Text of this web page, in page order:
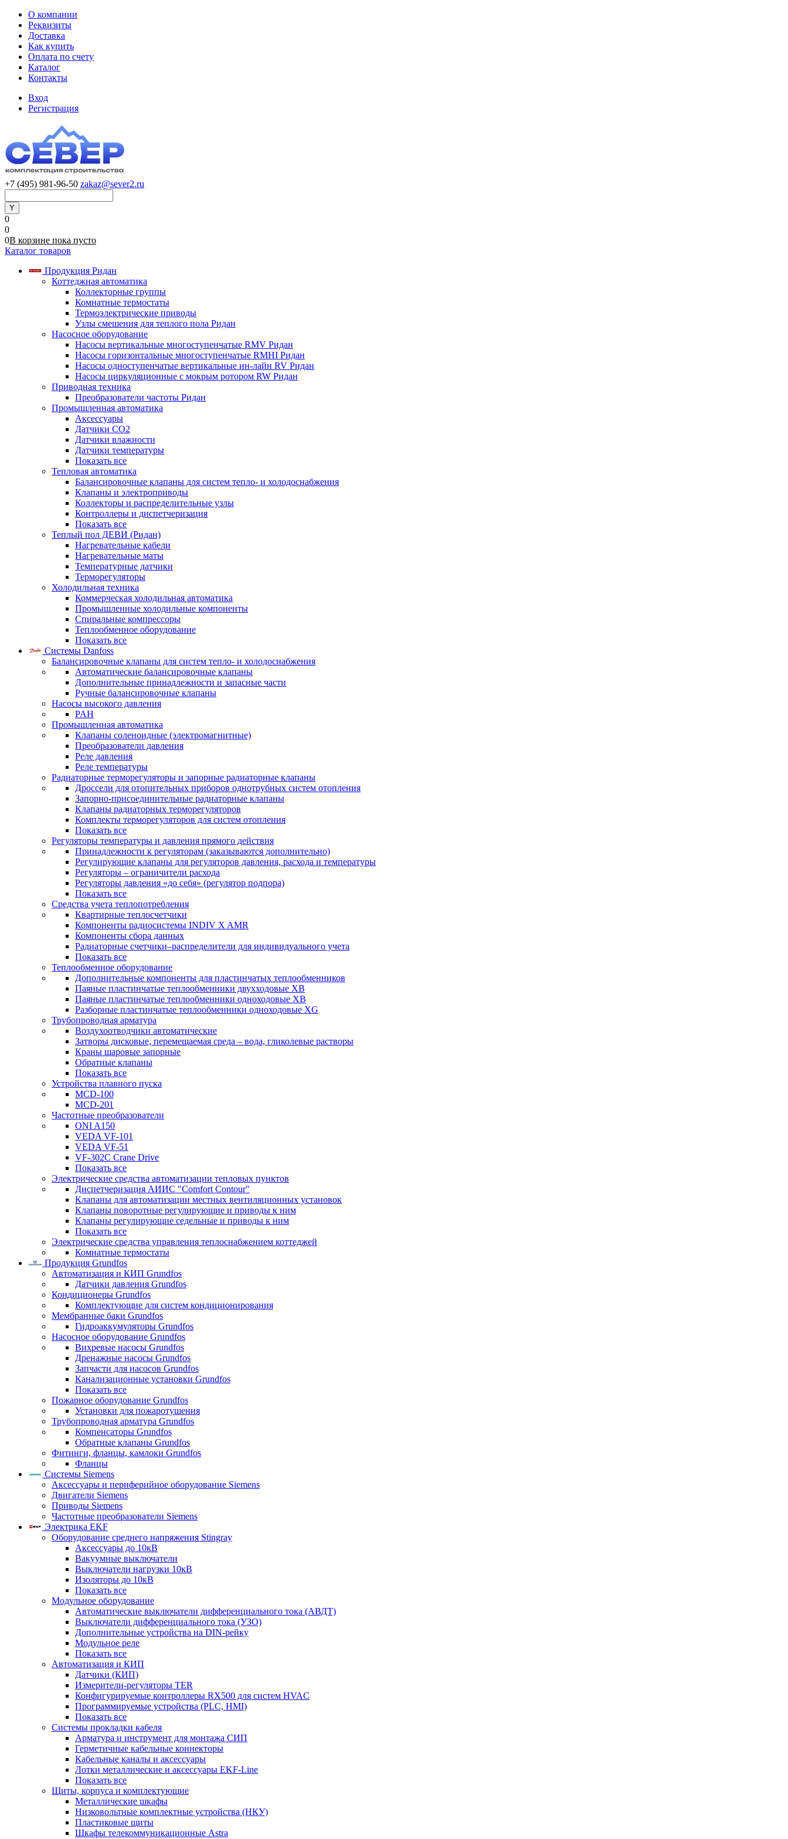
О компании
Реквизиты
Доставка
Как купить
Оплата по счету
Каталог
Контакты
Вход
Регистрация
+7 (495) 981-96-50 zakaz@sever2.ru
0
0
0В корзине пока пусто
Каталог товаров
Продукция Ридан
Коттеджная автоматика
Коллекторные группы
Комнатные термостаты
Термоэлектрические приводы
Узлы смешения для теплого пола Ридан
Насосное оборудование
Насосы вертикальные многоступенчатые RMV Ридан
Насосы горизонтальные многоступенчатые RMHI Ридан
Насосы одноступенчатые вертикальные ин-лайн RV Ридан
Насосы циркуляционные с мокрым ротором RW Ридан
Приводная техника
Преобразователи частоты Ридан
Промышленная автоматика
Аксессуары
Датчики CO2
Датчики влажности
Датчики температуры
Показать все
Тепловая автоматика
Балансировочные клапаны для систем тепло- и холодоснабжения
Клапаны и электроприводы
Коллекторы и распределительные узлы
Контроллеры и диспетчеризация
Показать все
Теплый пол ДЕВИ (Ридан)
Нагревательные кабели
Нагревательные маты
Температурные датчики
Терморегуляторы
Холодильная техника
Коммерческая холодильная автоматика
Промышленные холодильные компоненты
Спиральные компрессоры
Теплообменное оборудование
Показать все
Системы Danfoss
Балансировочные клапаны для систем тепло- и холодоснабжения
Автоматические балансировочные клапаны
Дополнительные принадлежности и запасные части
Ручные балансировочные клапаны
Насосы высокого давления
PAH
Промышленная автоматика
Клапаны соленоидные (электромагнитные)
Преобразователи давления
Реле давления
Реле температуры
Радиаторные терморегуляторы и запорные радиаторные клапаны
Дроссели для отопительных приборов однотрубных систем отопления
Запорно-присоединительные радиаторные клапаны
Клапаны радиаторных терморегуляторов
Комплекты терморегуляторов для систем отопления
Показать все
Регуляторы температуры и давления прямого действия
Принадлежности к регуляторам (заказываются дополнительно)
Регулирующие клапаны для регуляторов давления, расхода и температуры
Регуляторы – ограничители расхода
Регуляторы давления «до себя» (регулятор подпора)
Показать все
Средства учета теплопотребления
Квартирные теплосчетчики
Компоненты радиосистемы INDIV X AMR
Компоненты сбора данных
Радиаторные счетчики–распределители для индивидуального учета
Показать все
Теплообменное оборудование
Дополнительные компоненты для пластинчатых теплообменников
Паяные пластинчатые теплообменники двухходовые XB
Паяные пластинчатые теплообменники одноходовые ХВ
Разборные пластинчатые теплообменники одноходовые ХG
Трубопроводная арматура
Воздухоотводчики автоматические
Затворы дисковые, перемещаемая среда – вода, гликолевые растворы
Краны шаровые запорные
Обратные клапаны
Показать все
Устройства плавного пуска
MCD-100
MCD-201
Частотные преобразователи
ONI A150
VEDA VF-101
VEDA VF-51
VF-302C Crane Drive
Показать все
Электрические средства автоматизации тепловых пунктов
Диспетчеризация АИИС "Comfort Contour"
Клапаны для автоматизации местных вентиляционных установок
Клапаны поворотные регулирующие и приводы к ним
Клапаны регулирующие седельные и приводы к ним
Показать все
Электрические средства управления теплоснабжением коттеджей
Комнатные термостаты
Продукция Grundfos
Автоматизация и КИП Grundfos
Датчики давления Grundfos
Кондиционеры Grundfos
Комплектующие для систем кондиционирования
Мембранные баки Grundfos
Гидроаккумуляторы Grundfos
Насосное оборудование Grundfos
Вихревые насосы Grundfos
Дренажные насосы Grundfos
Запчасти для насосов Grundfos
Канализационные установки Grundfos
Показать все
Пожарное оборудование Grundfos
Установки для пожаротушения
Трубопроводная арматура Grundfos
Компенсаторы Grundfos
Обратные клапаны Grundfos
Фитинги, фланцы, камлоки Grundfos
Фланцы
Системы Siemens
Аксессуары и периферийное оборудование Siemens
Двигатели Siemens
Приводы Siemens
Частотные преобразователи Siemens
Электрика EKF
Оборудование среднего напряжения Stingray
Аксессуары до 10кВ
Вакуумные выключатели
Выключатели нагрузки 10кВ
Изоляторы до 10кВ
Показать все
Модульное оборудование
Автоматические выключатели дифференциального тока (АВДТ)
Выключатели дифференциального тока (УЗО)
Дополнительные устройства на DIN-рейку
Модульное реле
Показать все
Автоматизация и КИП
Датчики (КИП)
Измерители-регуляторы TER
Конфигурируемые контроллеры RX500 для систем HVAC
Программируемые устройства (PLC, HMI)
Показать все
Системы прокладки кабеля
Арматура и инструмент для монтажа СИП
Герметичные кабельные коннекторы
Кабельные каналы и аксессуары
Лотки металлические и аксессуары EKF-Line
Показать все
Щиты, корпуса и комплектующие
Металлические шкафы
Низковольтные комплектные устройства (НКУ)
Пластиковые щиты
Шкафы телекоммуникационные Astra